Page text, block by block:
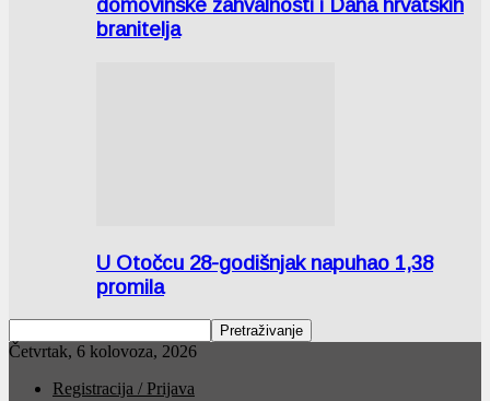
domovinske zahvalnosti i Dana hrvatskih
branitelja
U Otočcu 28-godišnjak napuhao 1,38
promila
Četvrtak, 6 kolovoza, 2026
Registracija / Prijava